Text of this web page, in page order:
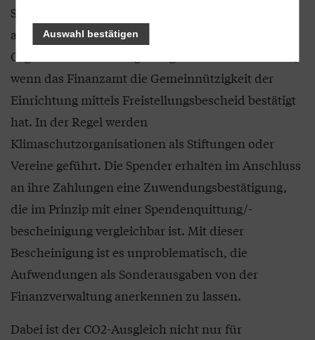
Sonderausgabe in der Einkommensteuererklärung
abziehen zu können, muss die Empfänger-
Organisation steuerbegünstigt sein. Das ist der Fall,
wenn das Finanzamt die Gemeinnützigkeit der
Einrichtung mittels Freistellungsbescheid bestätigt
hat. In der Regel werden
Klimaschutzorganisationen als Stiftungen oder
Vereine geführt. Die Spender erhalten im Anschluss
an ihre Zahlungen eine Zuwendungsbestätigung,
die im Prinzip mit einer Spendenquittung/-
bescheinigung vergleichbar ist. Mit dieser
Bescheinigung ist es unproblematisch, die
Aufwendungen als Sonderausgaben von der
Finanzverwaltung anerkennen zu lassen.
Dabei ist der CO2-Ausgleich nicht nur für
Auswahl bestätigen